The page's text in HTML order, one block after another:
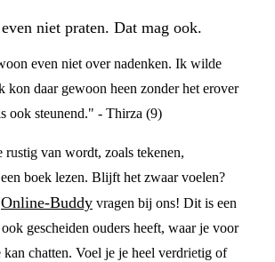
niet praten. Dat mag ook.
even niet over nadenken. Ik wilde
kon daar gewoon heen zonder het erover
ook steunend." - Thirza (9)
rustig van wordt, zoals tekenen,
boek lezen. Blijft het zwaar voelen?
Online-Buddy vragen bij ons! Dit is een
gescheiden ouders heeft, waar je voor
kan chatten. Voel je je heel verdrietig of